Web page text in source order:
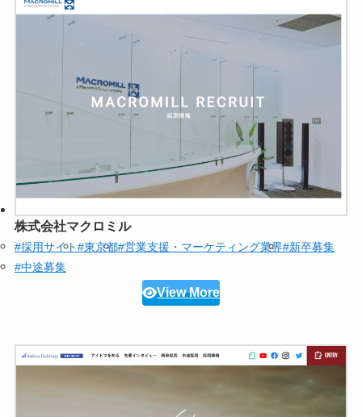
株式会社マクロミル
#採用サイト#東京都#営業支援・マーケティング業界#新卒募集
#中途募集
View More